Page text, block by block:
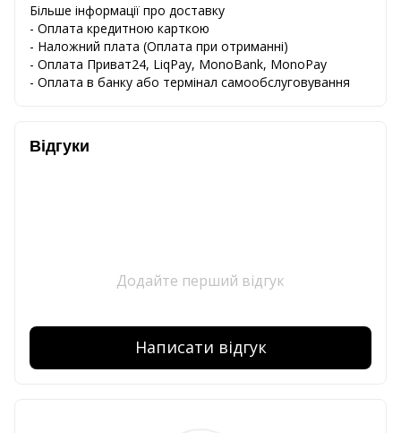
Більше інформації про доставку
- Оплата кредитною карткою
- Наложний плата (Оплата при отриманні)
- Оплата Приват24, LiqPay, MonoBank, MonoPay
- Оплата в банку або термінал самообслуговування
Відгуки
Додайте перший відгук
Написати відгук